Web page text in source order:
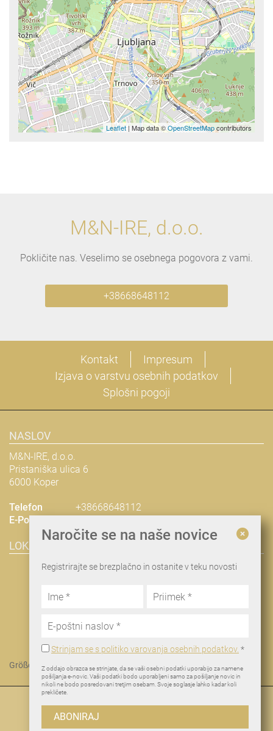
Leaflet| Map data ©OpenStreetMapcontributors
M&N-IRE, d.o.o.
Pokličite nas. Veselimo se osebnega pogovora z vami.
+38668648112
Kontakt
Impresum
Izjava o varstvu osebnih podatkov
Splošni pogoji
NASLOV
M&N-IRE, d.o.o.
Pristaniška ulica 6
6000 Koper
Telefon
+38668648112
E-Pošta
LOKACIJA & NAČRT POTI
Größere Karte anzeigen
© 2026 M&N-IRE, d.o.o.
Naročite se na naše novice
Registrirajte se brezplačno in ostanite v teku novosti
Strinjam se s politiko varovanja osebnih podatkov. *
Z oddajo obrazca se strinjate, da se vaši osebni podatki uporabijo za namene
pošiljanja e-novic. Vaši podatki bodo uporabljeni samo za pošiljanje novic in
nikoli ne bodo posredovani tretjim osebam. Svoje soglasje lahko kadar koli
prekličete.